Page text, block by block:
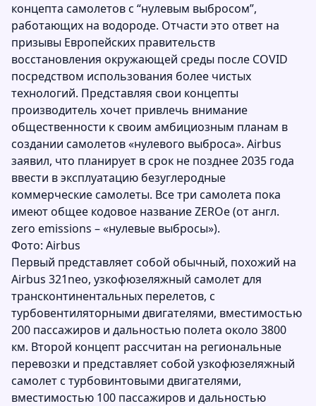
концепта самолетов с “нулевым выбросом”,
работающих на водороде. Отчасти это ответ на
призывы Европейских правительств
восстановления окружающей среды после COVID
посредством использования более чистых
технологий. Представляя свои концепты
производитель хочет привлечь внимание
общественности к своим амбициозным планам в
создании самолетов «нулевого выброса». Airbus
заявил, что планирует в срок не позднее 2035 года
ввести в эксплуатацию безуглеродные
коммерческие самолеты. Все три самолета пока
имеют общее кодовое название ZEROe (от англ.
zero emissions – «нулевые выбросы»).
Фото: Airbus
Первый представляет собой обычный, похожий на
Airbus 321neo, узкофюзеляжный самолет для
трансконтинентальных перелетов, с
турбовентиляторными двигателями, вместимостью
200 пассажиров и дальностью полета около 3800
км. Второй концепт рассчитан на региональные
перевозки и представляет собой узкофюзеляжный
самолет с турбовинтовыми двигателями,
вместимостью 100 пассажиров и дальностью